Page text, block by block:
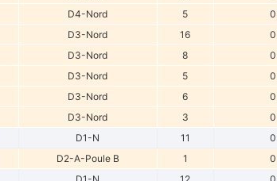
D4-Nord 5 0
D3-Nord 16 0
D3-Nord 8 0
D3-Nord 5 0
D3-Nord 6 0
D3-Nord 3 0
D1-N 11 0
D2-A-Poule B 1 0